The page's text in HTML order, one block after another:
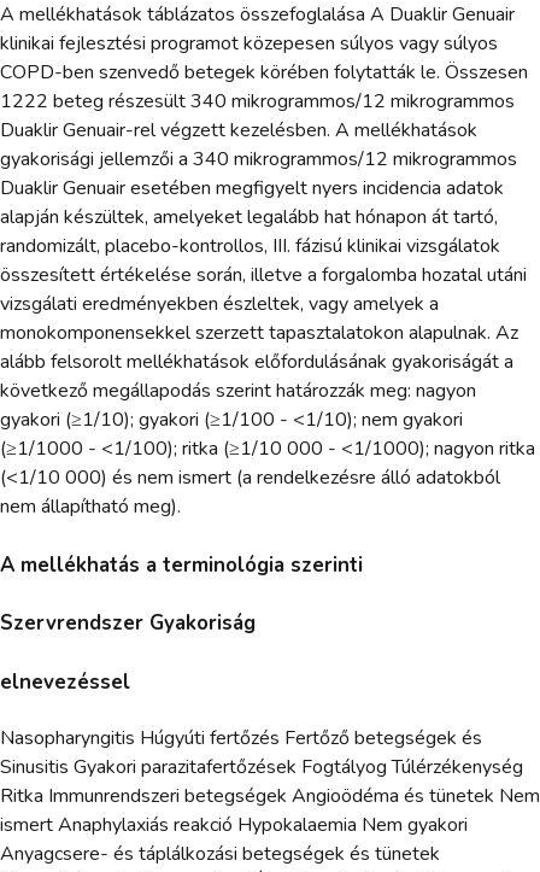
A mellékhatások táblázatos összefoglalása A Duaklir Genuair
klinikai fejlesztési programot közepesen súlyos vagy súlyos
COPD-ben szenvedő betegek körében folytatták le. Összesen
1222 beteg részesült 340 mikrogrammos/12 mikrogrammos
Duaklir Genuair-rel végzett kezelésben. A mellékhatások
gyakorisági jellemzői a 340 mikrogrammos/12 mikrogrammos
Duaklir Genuair esetében megfigyelt nyers incidencia adatok
alapján készültek, amelyeket legalább hat hónapon át tartó,
randomizált, placebo-kontrollos, III. fázisú klinikai vizsgálatok
összesített értékelése során, illetve a forgalomba hozatal utáni
vizsgálati eredményekben észleltek, vagy amelyek a
monokomponensekkel szerzett tapasztalatokon alapulnak. Az
alább felsorolt mellékhatások előfordulásának gyakoriságát a
következő megállapodás szerint határozzák meg: nagyon
gyakori (≥1/10); gyakori (≥1/100 - <1/10); nem gyakori
(≥1/1000 - <1/100); ritka (≥1/10 000 - <1/1000); nagyon ritka
(<1/10 000) és nem ismert (a rendelkezésre álló adatokból
nem állapítható meg).
A mellékhatás a terminológia szerinti
Szervrendszer Gyakoriság
elnevezéssel
Nasopharyngitis Húgyúti fertőzés Fertőző betegségek és
Sinusitis Gyakori parazitafertőzések Fogtályog Túlérzékenység
Ritka Immunrendszeri betegségek Angioödéma és tünetek Nem
ismert Anaphylaxiás reakció Hypokalaemia Nem gyakori
Anyagcsere- és táplálkozási betegségek és tünetek